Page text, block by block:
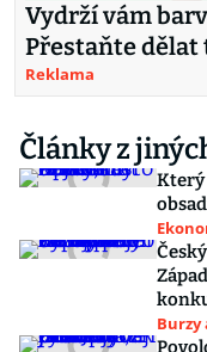
Vydrží vám
Přestaňte
Reklama
Články z
Který
Burzy